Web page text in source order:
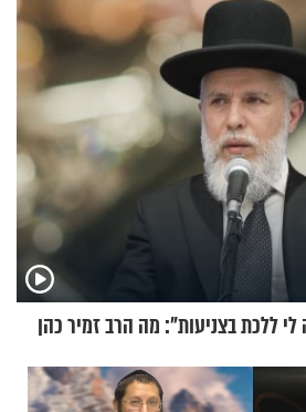
ללכת בצניעות": מה הרב זמיר כהן